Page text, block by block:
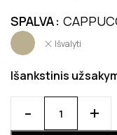
SPALVA
Išvalyti
Išankstinis